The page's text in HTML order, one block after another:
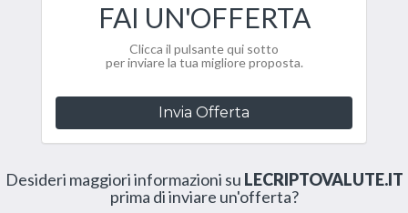
FAI UN'OFFERTA
Clicca il pulsante qui sotto
per inviare la tua migliore proposta.
Invia Offerta
Desideri maggiori informazioni su LECRIPTOVALUTE.IT
prima di inviare un'offerta?